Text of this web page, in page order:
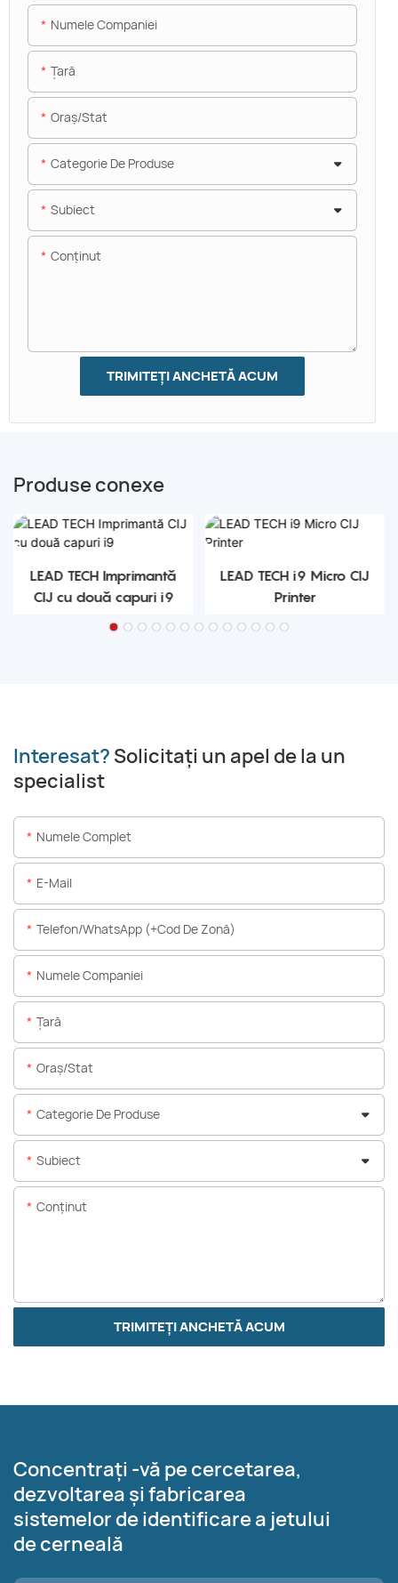
Numele Companiei
Ţară
Oraș/stat
Categorie De Produse
Subiect
Conţinut
TRIMITEȚI ANCHETĂ ACUM
Produse conexe
LEAD TECH Imprimantă
CIJ cu două capuri i9
LEAD TECH i9 Micro CIJ
Printer
Interesat? Solicitați un apel de la un
specialist
Numele Complet
E-Mail
Telefon/WhatsApp (+Cod De Zonă)
Numele Companiei
Ţară
Oraș/stat
Categorie De Produse
Subiect
Conţinut
TRIMITEȚI ANCHETĂ ACUM
Concentrați -vă pe cercetarea,
dezvoltarea și fabricarea
sistemelor de identificare a jetului
de cerneală